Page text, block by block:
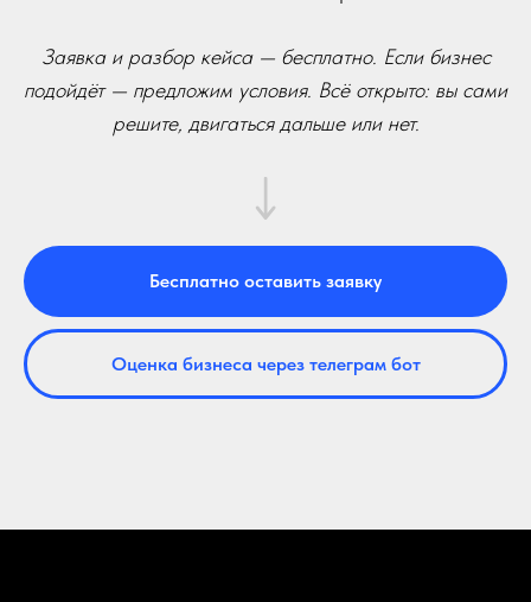
Заявка и разбор кейса — бесплатно. Если бизнес
подойдёт — предложим условия. Всё открыто: вы сами
решите, двигаться дальше или нет.
Бесплатно оставить заявку
Оценка бизнеса через телеграм бот